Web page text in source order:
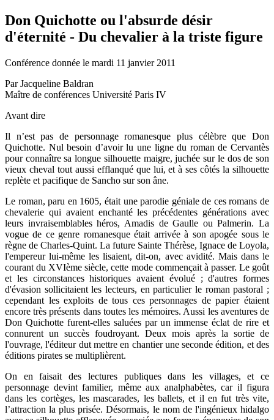
Don Quichotte ou l'absurde désir
d'éternité - Du chevalier à la triste figure
Conférence donnée le mardi 11 janvier 2011
Par Jacqueline Baldran
Maître de conférences Université Paris IV
Avant dire
Il n’est pas de personnage romanesque plus célèbre que Don
Quichotte. Nul besoin d’avoir lu une ligne du roman de Cervantès
pour connaître sa longue silhouette maigre, juchée sur le dos de son
vieux cheval tout aussi efflanqué que lui, et à ses côtés la silhouette
replète et pacifique de Sancho sur son âne.
Le roman, paru en 1605, était une parodie géniale de ces romans de
chevalerie qui avaient enchanté les précédentes générations avec
leurs invraisemblables héros, Amadis de Gaulle ou Palmerin. La
vogue de ce genre romanesque était arrivée à son apogée sous le
règne de Charles-Quint. La future Sainte Thérèse, Ignace de Loyola,
l'empereur lui-même les lisaient, dit-on, avec avidité. Mais dans le
courant du XVIème siècle, cette mode commençait à passer. Le goût
et les circonstances historiques avaient évolué ; d'autres formes
d'évasion sollicitaient les lecteurs, en particulier le roman pastoral ;
cependant les exploits de tous ces personnages de papier étaient
encore très présents dans toutes les mémoires. Aussi les aventures de
Don Quichotte furent-elles saluées par un immense éclat de rire et
connurent un succès foudroyant. Deux mois après la sortie de
l'ouvrage, l'éditeur dut mettre en chantier une seconde édition, et des
éditions pirates se multiplièrent.
On en faisait des lectures publiques dans les villages, et ce
personnage devint familier, même aux analphabètes, car il figura
dans les cortèges, les mascarades, les ballets, et il en fut très vite,
l’attraction la plus prisée. Désormais, le nom de l'ingénieux hidalgo